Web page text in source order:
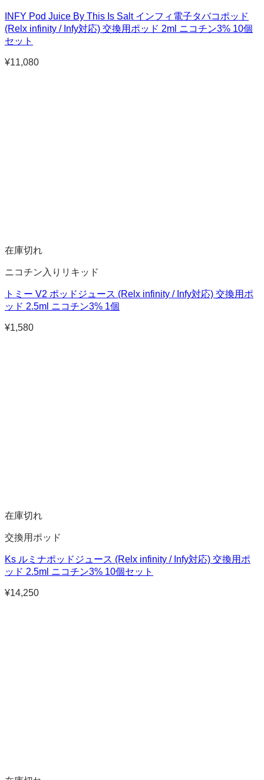
INFY Pod Juice By This Is Salt インフィ電子タバコポッド
(Relx infinity / Infy対応) 交換用ポッド 2ml ニコチン3% 10個
セット
¥11,080
在庫切れ
ニコチン入りリキッド
トミー V2 ポッドジュース (Relx infinity / Infy対応) 交換用ポ
ッド 2.5ml ニコチン3% 1個
¥1,580
在庫切れ
交換用ポッド
Ks ルミナポッドジュース (Relx infinity / Infy対応) 交換用ポ
ッド 2.5ml ニコチン3% 10個セット
¥14,250